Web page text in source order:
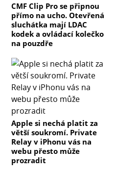
CMF Clip Pro se připnou
přímo na ucho. Otevřená
sluchátka mají LDAC
kodek a ovládací kolečko
na pouzdře
Apple si nechá platit za
větší soukromí. Private
Relay v iPhonu vás na
webu přesto může
prozradit